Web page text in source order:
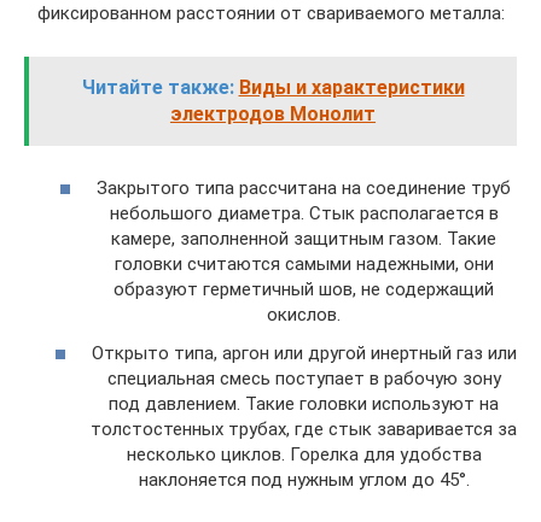
фиксированном расстоянии от свариваемого металла:
Читайте также: Виды и характеристики
электродов Монолит
Закрытого типа рассчитана на соединение труб
небольшого диаметра. Стык располагается в
камере, заполненной защитным газом. Такие
головки считаются самыми надежными, они
образуют герметичный шов, не содержащий
окислов.
Открыто типа, аргон или другой инертный газ или
специальная смесь поступает в рабочую зону
под давлением. Такие головки используют на
толстостенных трубах, где стык заваривается за
несколько циклов. Горелка для удобства
наклоняется под нужным углом до 45°.